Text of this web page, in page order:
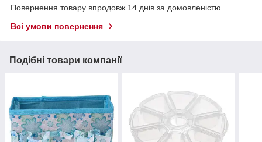
Повернення товару впродовж 14 днів за домовленістю
Всі умови повернення
Подібні товари компанії